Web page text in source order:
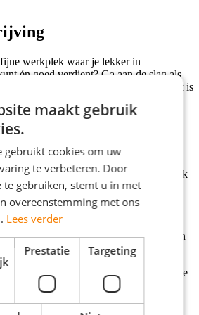
werkplek waar je lekker in
én goed verdient? Ga aan de slag als
verdien tot € 3000,- per maand. En dat is
stoelmassages tijdens
bestaat bijna niet!
in het magazijn. Jij zorgt ervoor dat
voor verzending. Je werkt met
springt bij waar nodig. Zo blijft het werk
taken:
maken
en andere magazijnwerkzaamheden
en fysiek. Het is dus belangrijk dat je
probleem vindt. Wat we van jou
maakt gebruik
gebruikt cookies om uw
te verbeteren. Door
te gebruiken, stemt u in met
overeenstemming met ons
Lees verder
Prestatie Targeting